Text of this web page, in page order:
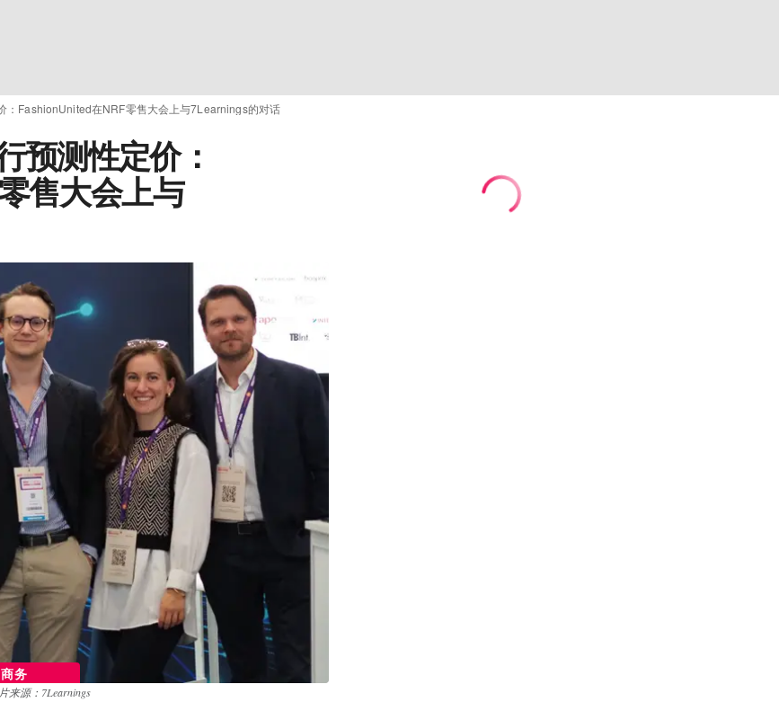
：FashionUnited在NRF零售大会上与7Learnings的对话
预测性定价：
售大会上与
商务
来源：7Learnings